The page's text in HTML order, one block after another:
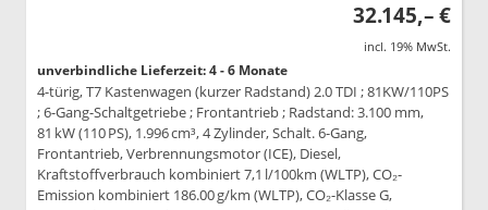
32.145,– €
incl. 19% MwSt.
unverbindliche Lieferzeit: 4 - 6 Monate
4-türig, T7 Kastenwagen (kurzer Radstand) 2.0 TDI ; 81KW/110PS
; 6-Gang-Schaltgetriebe ; Frontantrieb ; Radstand: 3.100 mm,
81 kW (110 PS), 1.996 cm³, 4 Zylinder, Schalt. 6-Gang,
Frontantrieb, Verbrennungsmotor (ICE), Diesel,
Kraftstoffverbrauch kombiniert 7,1 l/100km (WLTP), CO₂-
Emission kombiniert 186.00 g/km (WLTP), CO₂-Klasse G,